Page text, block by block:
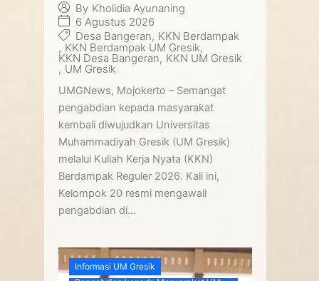
By Kholidia Ayunaning
6 Agustus 2026
Desa Bangeran, KKN Berdampak
, KKN Berdampak UM Gresik,
KKN Desa Bangeran, KKN UM Gresik
, UM Gresik
UMGNews, Mojokerto – Semangat
pengabdian kepada masyarakat
kembali diwujudkan Universitas
Muhammadiyah Gresik (UM Gresik)
melalui Kuliah Kerja Nyata (KKN)
Berdampak Reguler 2026. Kali ini,
Kelompok 20 resmi mengawali
pengabdian di...
Informasi UM Gresik